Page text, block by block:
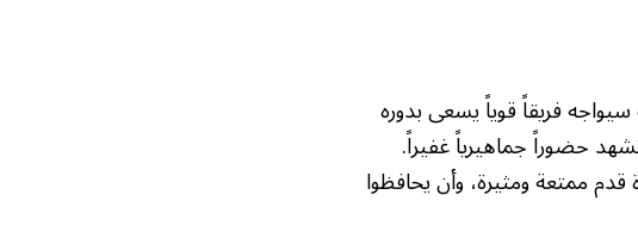
فريقاً قوياً يسعى بدوره
حضوراً جماهيرياً غفيراً.
ممتعة ومثيرة، وأن يحافظوا